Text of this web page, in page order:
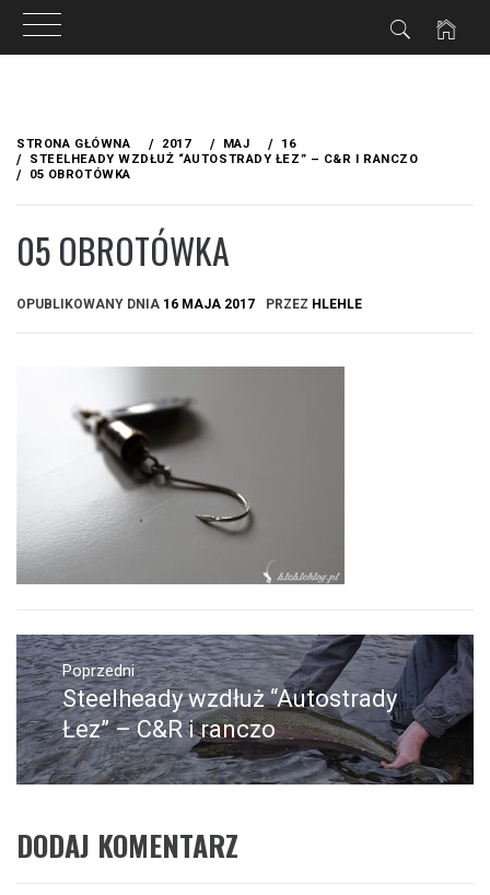
treści
STRONA GŁÓWNA 2017 MAJ
16
STEELHEADY WZDŁUŻ “AUTOSTRADY ŁEZ” – C&R I RANCZO
05 OBROTÓWKA
05 OBROTÓWKA
OPUBLIKOWANY DNIA 16 MAJA 2017 PRZEZ HLEHLE
Nawigacja
wpisuPoprzedni
Poprzedni
wpis:
Steelheady wzdłuż “Autostrady
Łez” – C&R i ranczo
DODAJ KOMENTARZ